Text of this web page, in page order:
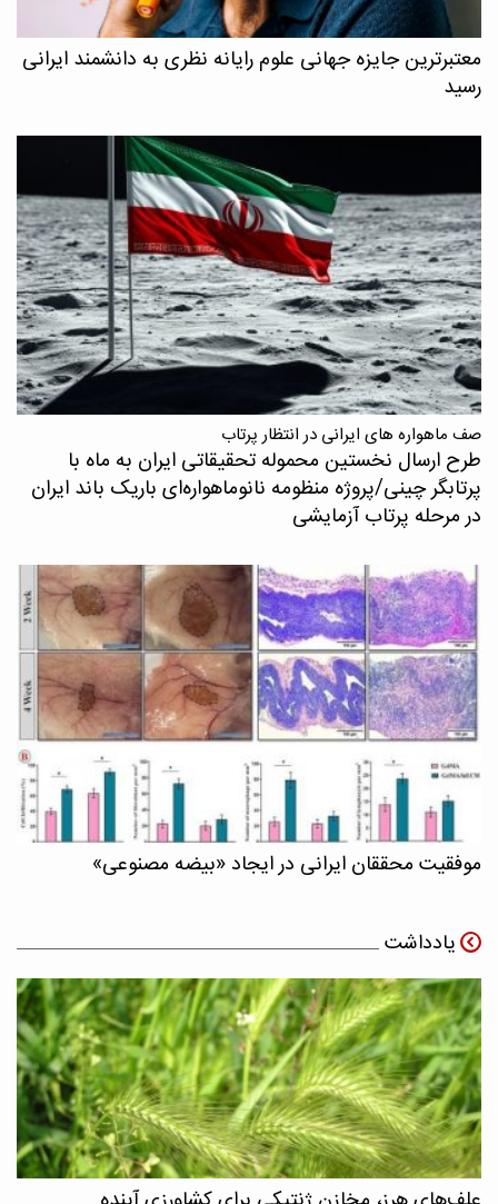
معتبرترین جایزه جهانی علوم رایانه نظری به دانشمند ایرانی
رسید
صف ماهواره های ایرانی در انتظار پرتاب
طرح ارسال نخستین محموله تحقیقاتی ایران به ماه با
پرتابگر چینی/پروژه منظومه نانوماهواره‌ای باریک باند ایران
در مرحله پرتاب آزمایشی
موفقیت محققان ایرانی در ایجاد «بیضه مصنوعی»
یادداشت